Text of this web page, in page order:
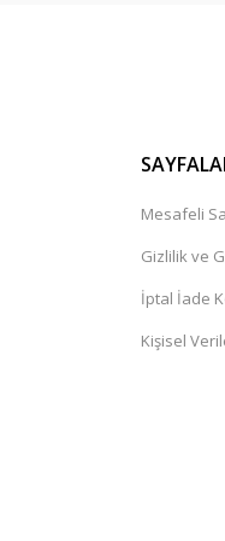
Mesafeli
Gizlilik ve
İptal İade
Kişisel